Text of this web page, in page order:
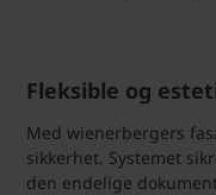
Fleksible og
Med wienerbergers
sikkerhet. Systemet
den endelige